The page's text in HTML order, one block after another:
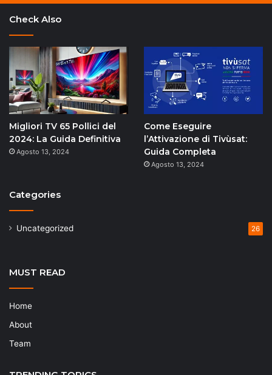
Check Also
Migliori TV 65 Pollici del
2024: La Guida Definitiva
Agosto 13, 2024
Come Eseguire
l’Attivazione di Tivùsat:
Guida Completa
Agosto 13, 2024
Categories
Uncategorized 26
MUST READ
Home
About
Team